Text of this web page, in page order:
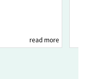
read more